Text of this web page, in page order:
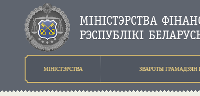
МIНIСТЭРСТВА ЗВАРОТЫ